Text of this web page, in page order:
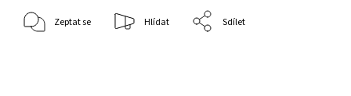
Zeptat se Hlídat Sdílet